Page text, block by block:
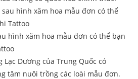
hình xăm hoa mẫu đơn có thể bạn
Dương của Trung Quốc có
tâm nuôi trồng các loài mẫu đơn.